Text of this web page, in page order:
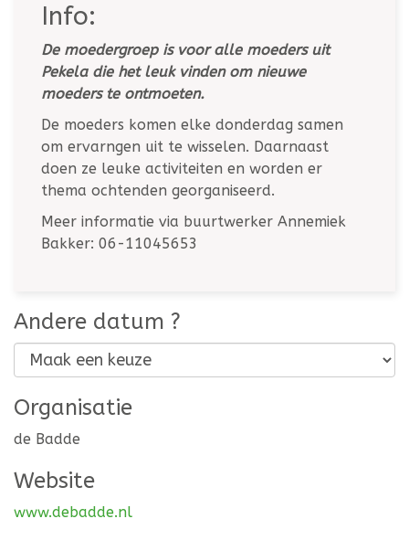
Info:
De moedergroep is voor alle moeders uit
Pekela die het leuk vinden om nieuwe
moeders te ontmoeten.
De moeders komen elke donderdag samen
om ervarngen uit te wisselen. Daarnaast
doen ze leuke activiteiten en worden er
thema ochtenden georganiseerd.
Meer informatie via buurtwerker Annemiek
Bakker: 06-11045653
Andere datum ?
Organisatie
de Badde
Website
www.debadde.nl